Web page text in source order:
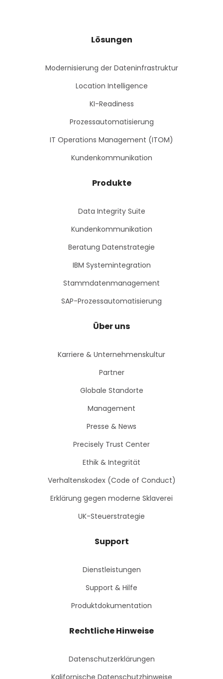
Lösungen
Modernisierung der Dateninfrastruktur
Location Intelligence
KI-Readiness
Prozessautomatisierung
IT Operations Management (ITOM)
Kundenkommunikation
Produkte
Data Integrity Suite
Kundenkommunikation
Beratung Datenstrategie
IBM Systemintegration
Stammdatenmanagement
SAP-Prozessautomatisierung
Über uns
Karriere & Unternehmenskultur
Partner
Globale Standorte
Management
Presse & News
Precisely Trust Center
Ethik & Integrität
Verhaltenskodex (Code of Conduct)
Erklärung gegen moderne Sklaverei
UK-Steuerstrategie
Support
Dienstleistungen
Support & Hilfe
Produktdokumentation
Rechtliche Hinweise
Datenschutzerklärungen
Kalifornische Datenschutzhinweise